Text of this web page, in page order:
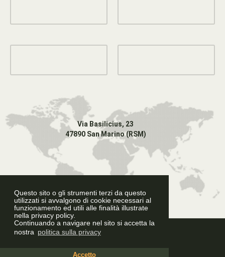
Questo sito o gli strumenti terzi da questo
utilizzati si avvalgono di cookie necessari al
funzionamento ed utili alle finalità illustrate
nella privacy policy.
Continuando a navigare nel sito si accetta la
nostra politica sulla privacy
Accetto
Via Basilicius, 23
47890 San Marino (RSM)
Graphic Design